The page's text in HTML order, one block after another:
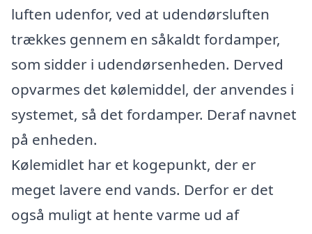
luften udenfor, ved at udendørsluften
trækkes gennem en såkaldt fordamper,
som sidder i udendørsenheden. Derved
opvarmes det kølemiddel, der anvendes i
systemet, så det fordamper. Deraf navnet
på enheden.
Kølemidlet har et kogepunkt, der er
meget lavere end vands. Derfor er det
også muligt at hente varme ud af